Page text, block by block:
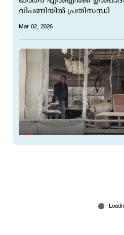
വിപണിയില്‍ പ്രതിസന്ധി
Mar 02, 2026